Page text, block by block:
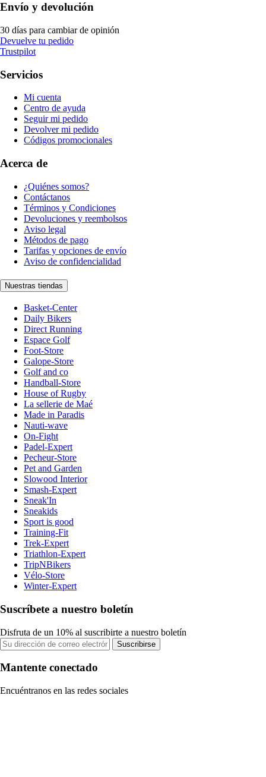
Envío y devolución
30 días para cambiar de opinión
Devuelve tu pedido
Trustpilot
Servicios
Mi cuenta
Centro de ayuda
Seguir mi pedido
Devolver mi pedido
Códigos promocionales
Acerca de
¿Quiénes somos?
Contáctanos
Términos y Condiciones
Devoluciones y reembolsos
Aviso legal
Métodos de pago
Tarifas y opciones de envío
Aviso de confidencialidad
Nuestras tiendas
Basket-Center
Daily Bikers
Direct Running
Espace Golf
Foot-Store
Galope-Store
Golf and co
Handball-Store
House of Rugby
La sellerie de Maé
Made in Paradis
Nauti-wave
On-Fight
Padel-Expert
Pecheur-Store
Pet and Garden
Slowood Interior
Smash-Expert
Sneak'In
Sneakids
Sport is good
Training-Fit
Trek-Expert
Triathlon-Expert
TripNBikers
Vélo-Store
Winter-Expert
Suscríbete a nuestro boletín
Disfruta de un 10% al suscribirte a nuestro boletín
Suscribirse
Mantente conectado
Encuéntranos en las redes sociales